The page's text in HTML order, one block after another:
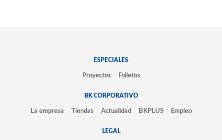
ESPECIALES
Proyectos Folletos
BK CORPORATIVO
La empresa Tiendas Actualidad BKPLUS Empleo
LEGAL